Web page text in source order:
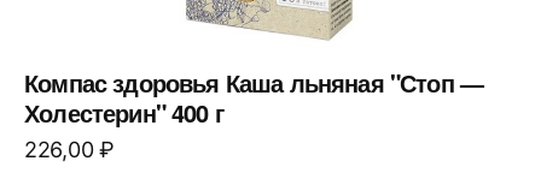
Компас здоровья Каша льняная "Стоп —
Холестерин" 400 г
226,00₽